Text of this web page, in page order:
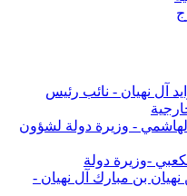
آل نهيان - نائب رئيس
- وزيرة دولة لشؤون
-وزيرة دولة
بن مبارك آل نهيان -